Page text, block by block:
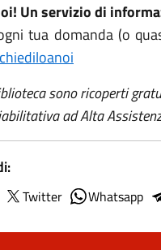
Un servizio di
tua domanda (o
chiediloanoi
sono ricoperti
ad Alta
Twitter Whatsapp